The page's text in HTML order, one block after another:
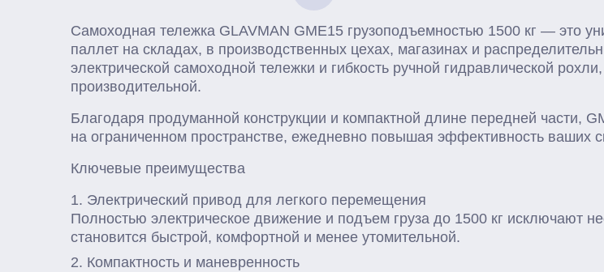
Самоходная тележка GLAVMAN GME15 грузоподъемностью 1500 кг — это
паллет на складах, в производственных цехах, магазинах и
электрической самоходной тележки и гибкость ручной гидравлической
производительной.
Благодаря продуманной конструкции и компактной длине передней части,
на ограниченном пространстве, ежедневно повышая эффективность ваших
Ключевые преимущества
Электрический привод для легкого перемещения
Полностью электрическое движение и подъем груза до 1500 кг исключают
становится быстрой, комфортной и менее утомительной.
Компактность и маневренность